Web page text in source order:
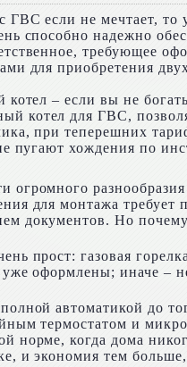
если не мечтает, то
способно надежно
требующее
для приобретения
котел – если вы не
котел для ГВС,
при теперешних
пугают хождения по
для монтажа
документов. Но
прост: газовая
уже оформлены; иначе –
автоматикой до
термостатом и
норме, когда дома
и экономия тем